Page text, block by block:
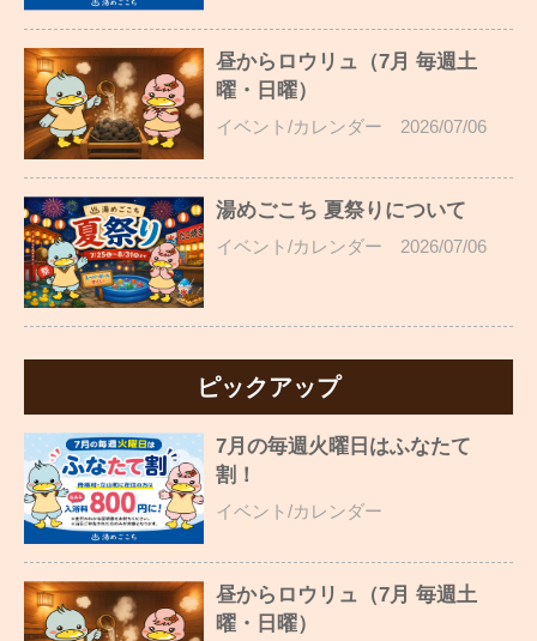
昼からロウリュ（7月 毎週土
曜・日曜）
イベント/カレンダー 2026/07/06
湯めごこち 夏祭りについて
イベント/カレンダー 2026/07/06
ピックアップ
7月の毎週火曜日はふなたて
割！
イベント/カレンダー
昼からロウリュ（7月 毎週土
曜・日曜）